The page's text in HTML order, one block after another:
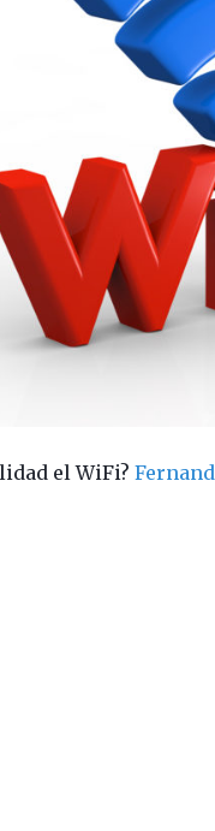
el WiFi?